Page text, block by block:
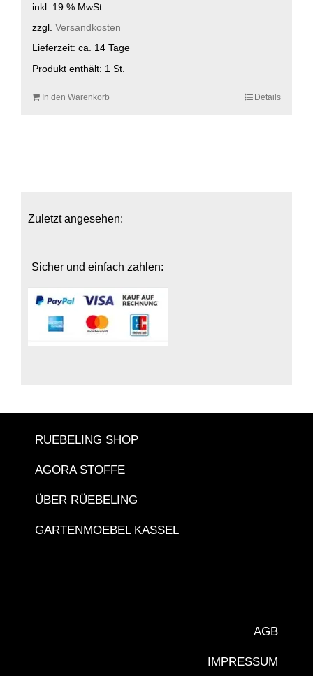
inkl. 19 % MwSt.
zzgl. Versandkosten
Lieferzeit: ca. 14 Tage
Produkt enthält: 1 St.
In den Warenkorb Details
Zuletzt angesehen:
Sicher und einfach zahlen:
RUEBELING SHOP
AGORA STOFFE
ÜBER RÜEBELING
GARTENMOEBEL KASSEL
AGB
IMPRESSUM